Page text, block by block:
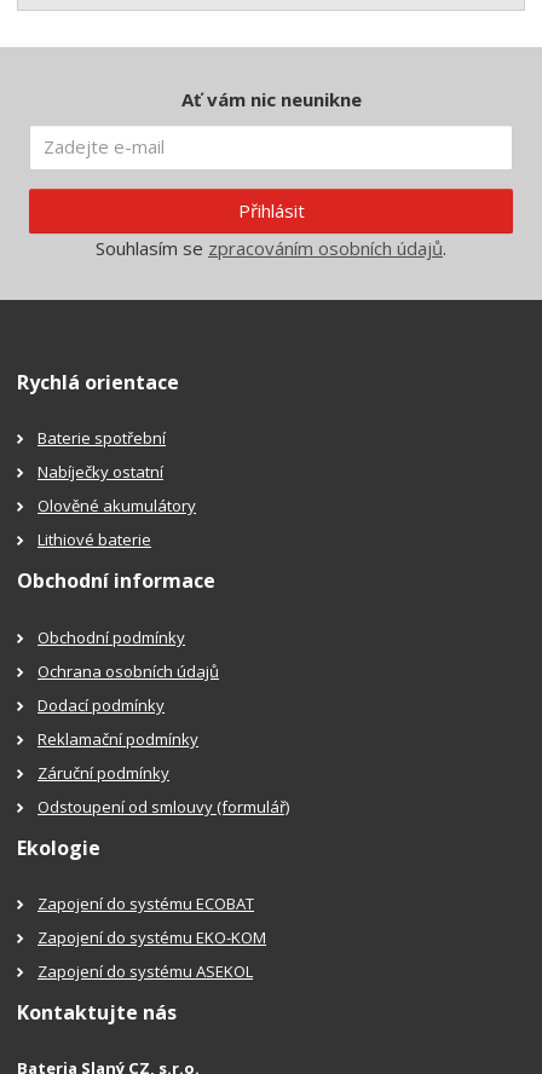
Ať vám nic neunikne
Přihlásit
Souhlasím se zpracováním osobních údajů.
Rychlá orientace
Baterie spotřební
Nabíječky ostatní
Olověné akumulátory
Lithiové baterie
Obchodní informace
Obchodní podmínky
Ochrana osobních údajů
Dodací podmínky
Reklamační podmínky
Záruční podmínky
Odstoupení od smlouvy (formulář)
Ekologie
Zapojení do systému ECOBAT
Zapojení do systému EKO-KOM
Zapojení do systému ASEKOL
Kontaktujte nás
Bateria Slaný CZ, s.r.o.